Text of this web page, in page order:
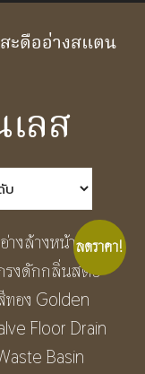
ะดืออ่างสแตน
ลส
ลดราคา!